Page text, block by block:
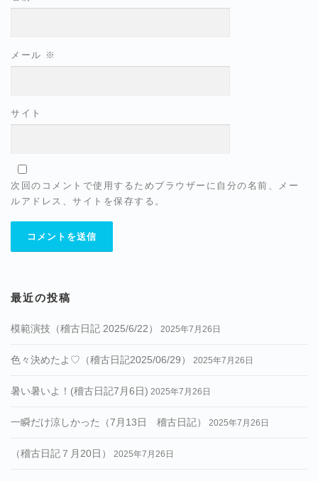
メール ※
サイト
次回のコメントで使用するためブラウザーに自分の名前、メー
ルアドレス、サイトを保存する。
最近の投稿
模範演技（稽古日記 2025/6/22） 2025年7月26日
色々決めたよ♡（稽古日記2025/06/29） 2025年7月26日
暑い暑いよ！(稽古日記7月6日) 2025年7月26日
一瞬だけ涼しかった（7月13日 稽古日記） 2025年7月26日
（稽古日記７月20日） 2025年7月26日